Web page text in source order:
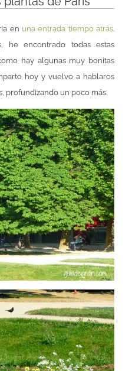
en una entrada tiempo atrás.
he encontrado todas estas
hay algunas muy bonitas
hoy y vuelvo a hablaros
profundizando un poco más.